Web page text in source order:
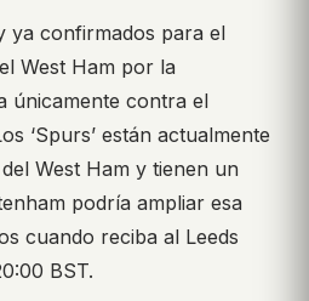
ya confirmados para el
West Ham por la
únicamente contra el
‘Spurs’ están actualmente
West Ham y tienen un
podría ampliar esa
cuando reciba al Leeds
BST.